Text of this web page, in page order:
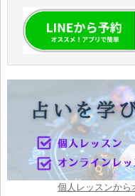
個人レッスンから